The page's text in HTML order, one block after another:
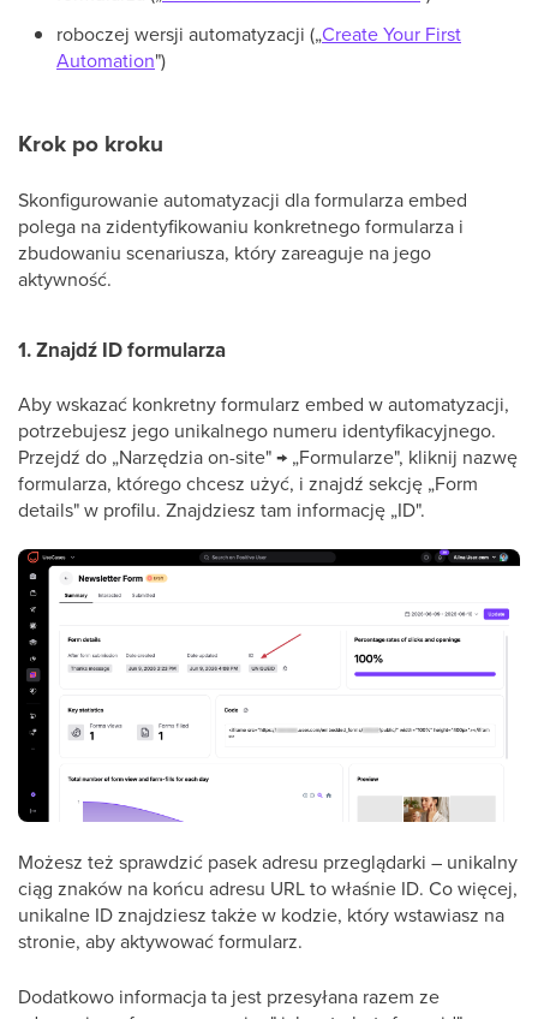
roboczej wersji automatyzacji („Create Your First
Automation")
Krok po kroku
Skonfigurowanie automatyzacji dla formularza embed
polega na zidentyfikowaniu konkretnego formularza i
zbudowaniu scenariusza, który zareaguje na jego
aktywność.
1. Znajdź ID formularza
Aby wskazać konkretny formularz embed w automatyzacji,
potrzebujesz jego unikalnego numeru identyfikacyjnego.
Przejdź do „Narzędzia on-site" → „Formularze", kliknij nazwę
formularza, którego chcesz użyć, i znajdź sekcję „Form
details" w profilu. Znajdziesz tam informację „ID".
Możesz też sprawdzić pasek adresu przeglądarki – unikalny
ciąg znaków na końcu adresu URL to właśnie ID. Co więcej,
unikalne ID znajdziesz także w kodzie, który wstawiasz na
stronie, aby aktywować formularz.
Dodatkowo informacja ta jest przesyłana razem ze